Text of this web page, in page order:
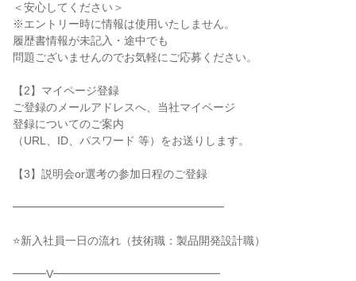
＜安心してください＞
※エントリー時に情報は使用いたしません。
履歴書情報が未記入・途中でも
問題ございませんのでお気軽にご応募ください。
【2】マイページ登録
ご登録のメールアドレスへ、当社マイページ
登録についてのご案内
（URL、ID、パスワード 等）をお送りします。
【3】説明会or選考の参加日程のご登録
━━━━━━━━━━━━━━━━━━━
⭐新入社員一日の流れ（技術職：製品開発設計職）
━━━V━━━━━━━━━━━━━━━